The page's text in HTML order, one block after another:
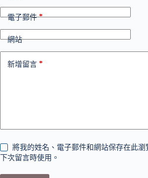
電子郵件*
網站
新增留言 *
將我的姓名、電子郵件和網站保存在此瀏
下次留言時使用。